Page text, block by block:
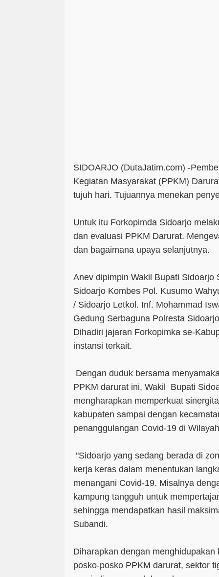
SIDOARJO (DutaJatim.com) -
Kegiatan Masyarakat (PPKM)
tujuh hari. Tujuannya menekan
Untuk itu Forkopimda Sidoarjo
dan evaluasi PPKM Darurat.
dan bagaimana upaya selanjutnya.
Anev dipimpin Wakil Bupati Sidoarjo
Sidoarjo Kombes Pol. Kusumo
/ Sidoarjo Letkol. Inf. Mohammad
Gedung Serbaguna Polresta
Dihadiri jajaran Forkopimka se-
instansi terkait.
Dengan duduk bersama
PPKM darurat ini, Wakil Bupati
mengharapkan memperkuat
kabupaten sampai dengan
penanggulangan Covid-19 di
"Sidoarjo yang sedang berada di
kerja keras dalam menentukan
menangani Covid-19. Misalnya
kampung tangguh untuk
sehingga mendapatkan hasil
Subandi.
Diharapkan dengan
posko-posko PPKM darurat, sektor